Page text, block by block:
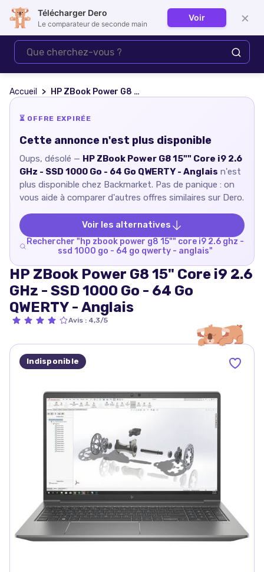
Se connecter
Accueil HP ZBook Power G8 15"" Core i9 2.6 GHz - SSD 1000 Go - 64 Go QWERTY - Anglais
⏳ OFFRE EXPIRÉE
Cette annonce n'est plus disponible
Oups, désolé — HP ZBook Power G8 15"" Core i9 2.6
GHz - SSD 1000 Go - 64 Go QWERTY - Anglais n'est
plus disponible chez Backmarket. Pas de panique : on
vous aide à comparer d'autres offres similaires sur Dero.
Voir les alternatives
Rechercher "hp zbook power g8 15"" core i9 2.6 ghz -
ssd 1000 go - 64 go qwerty - anglais"
HP ZBook Power G8 15" Core i9 2.6
GHz - SSD 1000 Go - 64 Go
QWERTY - Anglais
Avis : 4,3/5
Indisponible
Télécharger Dero
Le comparateur de seconde main
Voir ×